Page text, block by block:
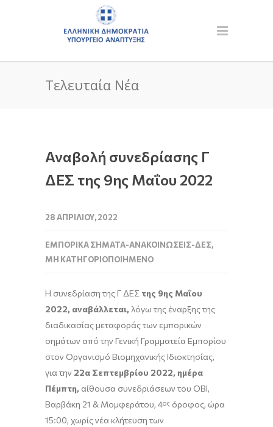
Τελευταία Νέα
Αναβολή συνεδρίασης Γ
ΔΕΣ της 9ης Μαΐου 2022
28 ΑΠΡΙΛΊΟΥ, 2022
ΕΜΠΟΡΙΚΆ ΣΉΜΑΤΑ-ΑΝΑΚΟΙΝΏΣΕΙΣ-ΔΕΣ,
ΜΗ ΚΑΤΗΓΟΡΙΟΠΟΙΗΜΈΝΟ
H συνεδρίαση της Γ ΔΕΣ της 9ης Μαΐου
2022, αναβάλλεται, λόγω της έναρξης της
διαδικασίας μεταφοράς των εμπορικών
σημάτων από την Γενική Γραμματεία Εμπορίου
στον Οργανισμό Βιομηχανικής Ιδιοκτησίας,
για την 22α Σεπτεμβρίου 2022, ημέρα
Πέμπτη, αίθουσα συνεδριάσεων του ΟΒΙ,
Βαρβάκη 21 & Μομφεράτου, 4ος όροφος, ώρα
15:00, χωρίς νέα κλήτευση των